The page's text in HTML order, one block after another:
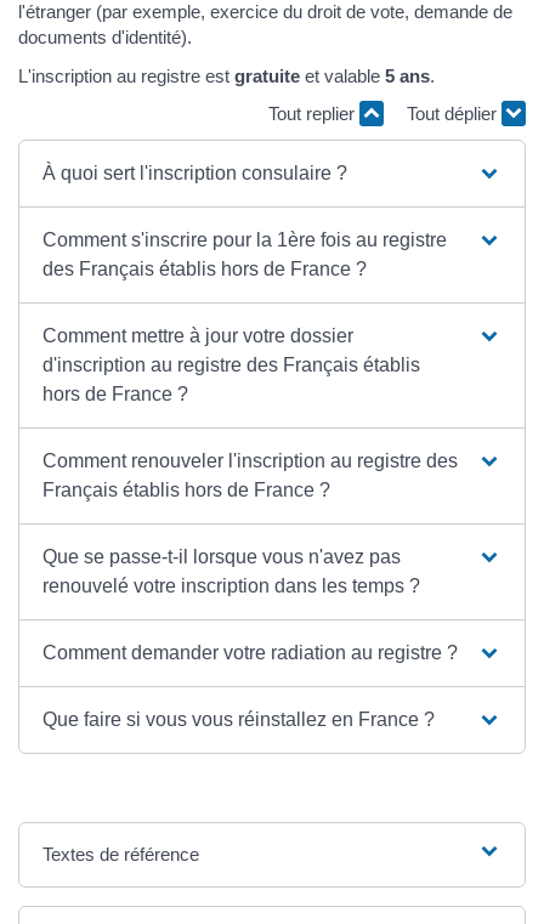
l'étranger (par exemple, exercice du droit de vote, demande de
documents d'identité).
L'inscription au registre est gratuite et valable 5 ans.
Tout replier
Tout déplier
À quoi sert l'inscription consulaire ?
Comment s'inscrire pour la 1ère fois au registre
des Français établis hors de France ?
Comment mettre à jour votre dossier
d'inscription au registre des Français établis
hors de France ?
Comment renouveler l'inscription au registre des
Français établis hors de France ?
Que se passe-t-il lorsque vous n'avez pas
renouvelé votre inscription dans les temps ?
Comment demander votre radiation au registre ?
Que faire si vous vous réinstallez en France ?
Textes de référence